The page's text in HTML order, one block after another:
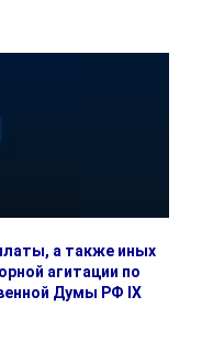
а также иных
агитации по
Думы РФ IX